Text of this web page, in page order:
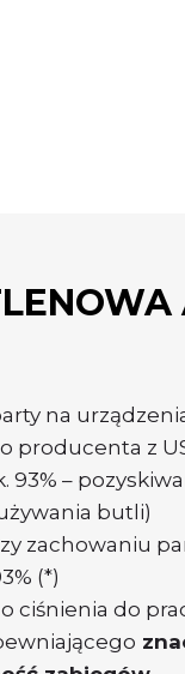
na
producenta z
–
butli)
zachowaniu
(*)
ciśnienia do